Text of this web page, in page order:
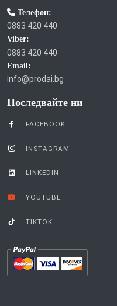
Телефон:
0883 420 440
Viber:
0883 420 440
Email:
info@prodai.bg
Последвайте ни
FACEBOOK
INSTAGRAM
LINKEDIN
YOUTUBE
TIKTOK